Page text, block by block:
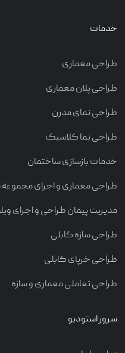
خدمات
طراحی معماری
طراحی پلان معماری
طراحی نمای مدرن
طراحی نما کلاسیک
خدمات بازسازی ساختمان
طراحی معماری و اجرای مجموعه
مدیریت پیمان طراحی و اجرای
طراحی سازه کابلی
طراحی خرپای کابلی
طراحی تعاملی معماری و سازه
سرور استودیو